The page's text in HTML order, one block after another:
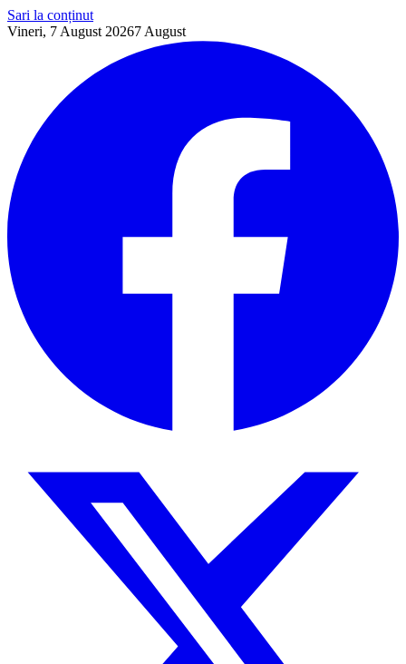
Sari la conținut
Vineri, 7 August 20267 August